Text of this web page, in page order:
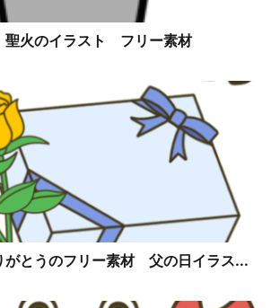
火のイラスト フリー素材
がとうのフリー素材 父の日イラス...